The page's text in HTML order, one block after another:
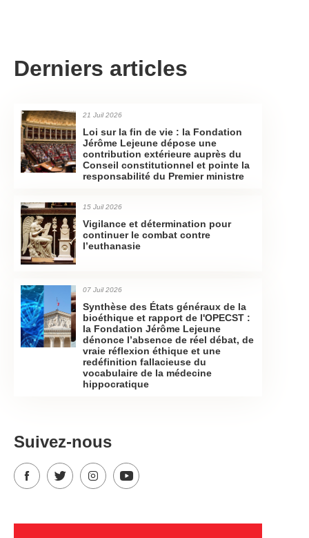
Derniers articles
21 Juil 2026
Loi sur la fin de vie : la Fondation
Jérôme Lejeune dépose une
contribution extérieure auprès du
Conseil constitutionnel et pointe la
responsabilité du Premier ministre
15 Juil 2026
Vigilance et détermination pour
continuer le combat contre
l’euthanasie
07 Juil 2026
Synthèse des États généraux de la
bioéthique et rapport de l'OPECST :
la Fondation Jérôme Lejeune
dénonce l’absence de réel débat, de
vraie réflexion éthique et une
redéfinition fallacieuse du
vocabulaire de la médecine
hippocratique
Suivez-nous